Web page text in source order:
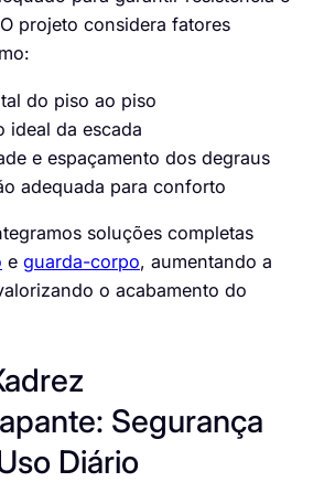
projeto considera fatores
do piso ao piso
ideal da escada
e espaçamento dos degraus
adequada para conforto
soluções completas
e guarda-corpo, aumentando a
o acabamento do
Segurança
Diário